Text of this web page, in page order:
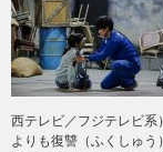
西テレビ／フジテレビ
よりも復讐（ふくしゅ